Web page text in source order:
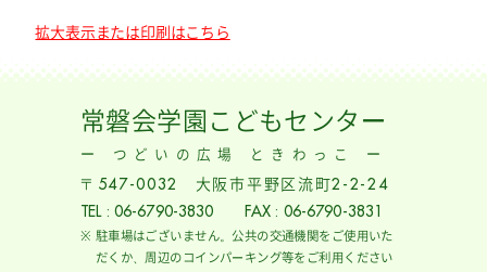
拡大表示または印刷はこちら
常磐会学園こどもセンター
ー つどいの広場 ときわっこ ー
〒547-0032 大阪市平野区流町2-2-24
TEL : 06-6790-3830 FAX : 06-6790-3831
駐車場はございません。公共の交通機関をご使用いた
だくか、周辺のコインパーキング等をご利用ください